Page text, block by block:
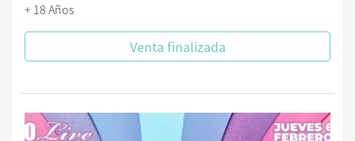
+ 18 Años
Venta finalizada